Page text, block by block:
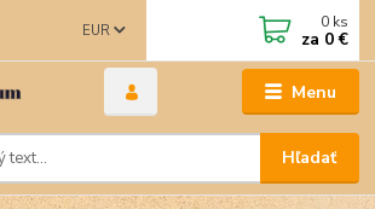
Menu
EUR
Hľadať
0 ks
za 0 €